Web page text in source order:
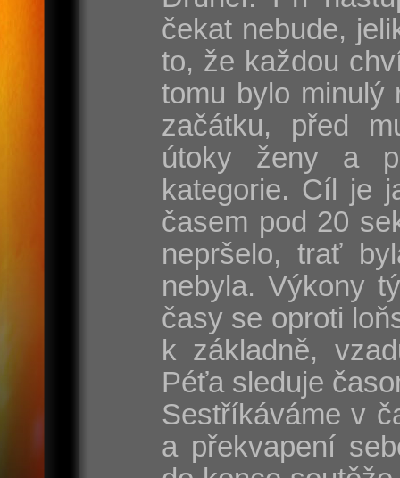
čekat nebude,
to, že každou
tomu bylo minulý
začátku, před
útoky ženy a
kategorie. Cíl je
časem pod 20
nepršelo, trať
nebyla. Výkony
časy se oproti
k základně,
Péťa sleduje
Sestříkáváme v
a překvapení